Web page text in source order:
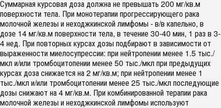
Суммарная курсовая доза должна не превышать 200 мг/кв.м
поверхности тела. При монотерапии прогрессирующего рака
молочной железы и неходжкинской лимфомы - в/в капельно, в
дозе 14 мг/кв.м поверхности тела, в течение 30-40 мин, 1 раз в 3-
4 нед. При повторных курсах дозы подбирают в зависимости от
выраженности миелосупрессии: при нейтропении менее 1.5 тыс./
мкл и/или тромбоцитопении менее 50 тыс./мкл при предыдущих
курсах доза снижается на 2 мг/кв.м; при нейтропении менее 1
тыс./мкл и/или тромбоцитопении менее 25 тыс./мкл последующие
дозы снижают на 4 мг/кв.м. При комбинированной терапии рака
молочной железы и неходжкинской лимфомы используют